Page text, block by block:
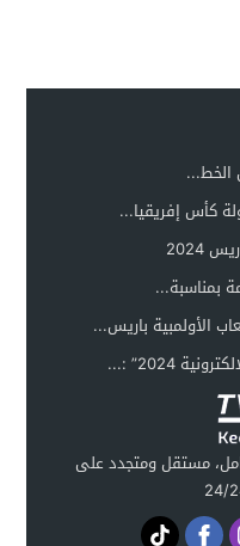
الخط...
كأس إفريقيا...
2024
بمناسبة...
الأولمبية باريس...
2024” :...
مستقل ومتجدد على